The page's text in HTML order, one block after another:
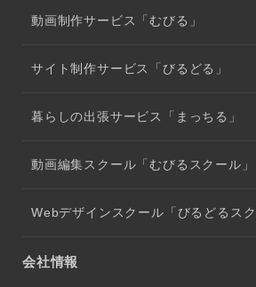
動画制作サービス「むびる」
サイト制作サービス「びるどる」
暮らしの出張サービス「まっちる」
動画編集スクール「むびるスクール」
Webデザインスクール「びるどるスク
会社情報